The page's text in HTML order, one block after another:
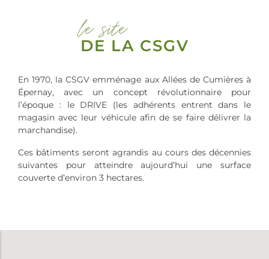
le site
DE LA CSGV
En 1970, la CSGV emménage aux Allées de Cumières à
Épernay, avec un concept révolutionnaire pour
l’époque : le DRIVE (les adhérents entrent dans le
magasin avec leur véhicule afin de se faire délivrer la
marchandise).
Ces bâtiments seront agrandis au cours des décennies
suivantes pour atteindre aujourd’hui une surface
couverte d’environ 3 hectares.